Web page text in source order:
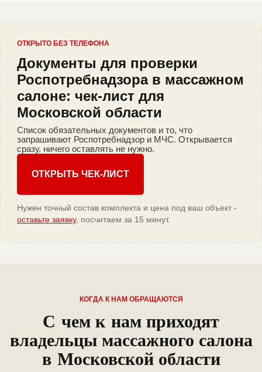
ОТКРЫТО БЕЗ ТЕЛЕФОНА
Документы для проверки
Роспотребнадзора в массажном
салоне: чек-лист для
Московской области
Список обязательных документов и то, что
запрашивают Роспотребнадзор и МЧС. Открывается
сразу, ничего оставлять не нужно.
ОТКРЫТЬ ЧЕК-ЛИСТ
Нужен точный состав комплекта и цена под ваш объект -
оставьте заявку, посчитаем за 15 минут.
КОГДА К НАМ ОБРАЩАЮТСЯ
С чем к нам приходят
владельцы массажного салона
в Московской области